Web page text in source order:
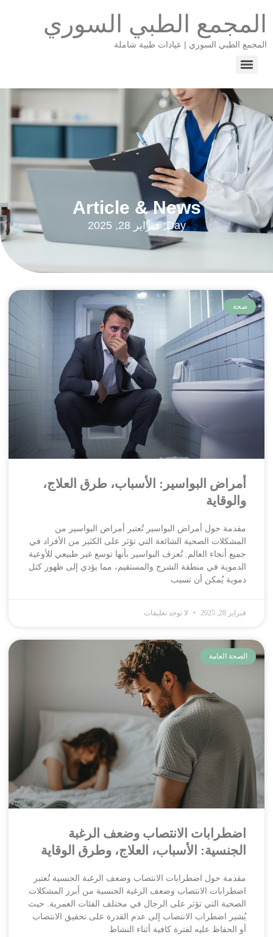
المجمع الطبي السوري
المجمع الطبي السوري | عيادات طبية شاملة
Article & News
Day: فبراير 28, 2025
صحة
أمراض البواسير: الأسباب، طرق العلاج،
والوقاية
مقدمة حول أمراض البواسير تُعتبر أمراض البواسير من
المشكلات الصحية الشائعة التي تؤثر على الكثير من الأفراد في
جميع أنحاء العالم. تُعرف البواسير بأنها توسع غير طبيعي للأوعية
الدموية في منطقة الشرج والمستقيم، مما يؤدي إلى ظهور كتل
دموية يُمكن أن تسبب
فبراير 28, 2025 لا توجد تعليقات
الصحة العامة
اضطرابات الانتصاب وضعف الرغبة
الجنسية: الأسباب، العلاج، وطرق الوقاية
مقدمة حول اضطرابات الانتصاب وضعف الرغبة الجنسية تُعتبر
اضطرابات الانتصاب وضعف الرغبة الجنسية من أبرز المشكلات
الصحية التي تؤثر على الرجال في مختلف الفئات العمرية. حيث
يُشير اضطراب الانتصاب إلى عدم القدرة على تحقيق الانتصاب
أو الحفاظ عليه لفترة كافية أثناء النشاط